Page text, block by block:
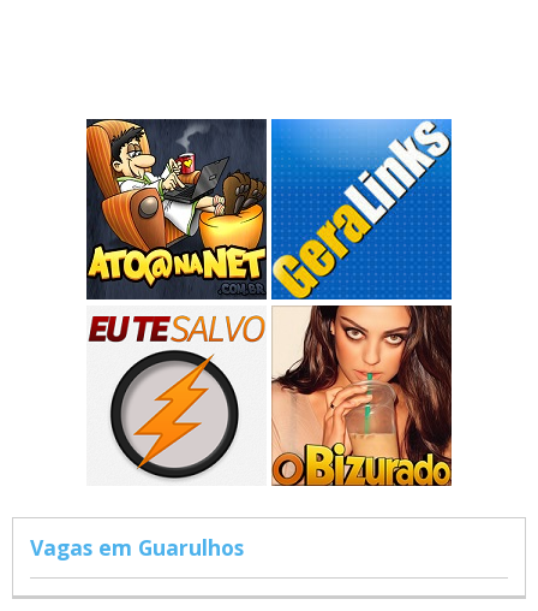
Vagas em Guarulhos